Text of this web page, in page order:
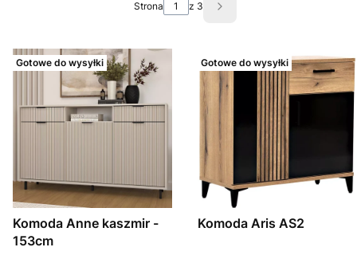
Strona z 3 Następne produkty
Gotowe do wysyłki
Komoda Anne kaszmir -
153cm
Gotowe do wysyłki
Komoda Aris AS2